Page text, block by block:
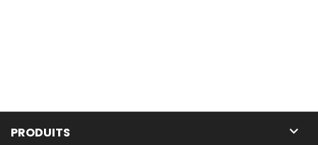
PRODUITS 